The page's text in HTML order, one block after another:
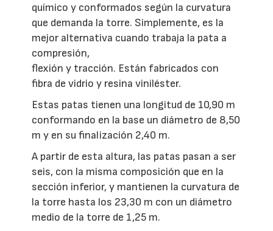
químico y conformados según la curvatura
que demanda la torre. Simplemente, es la
mejor alternativa cuando trabaja la pata a
compresión,
flexión y tracción. Están fabricados con
fibra de vidrio y resina viniléster.
Estas patas tienen una longitud de 10,90 m
conformando en la base un diámetro de 8,50
m y en su finalización 2,40 m.
A partir de esta altura, las patas pasan a ser
seis, con la misma composición que en la
sección inferior, y mantienen la curvatura de
la torre hasta los 23,30 m con un diámetro
medio de la torre de 1,25 m.